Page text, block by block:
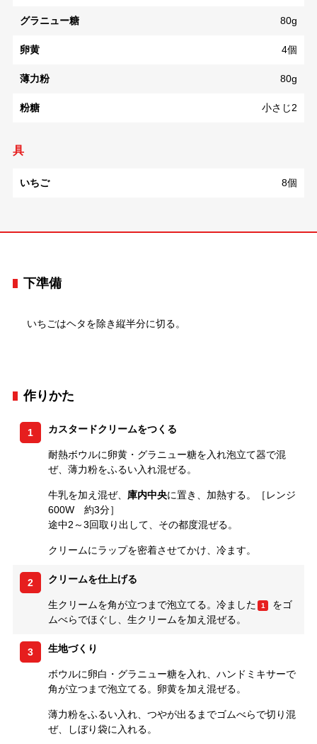
グラニュー糖 80g
卵黄 4個
薄力粉 80g
粉糖 小さじ2
具
いちご 8個
下準備
いちごはヘタを除き縦半分に切る。
作りかた
1 カスタードクリームをつくる
耐熱ボウルに卵黄・グラニュー糖を入れ泡立て器で混
ぜ、薄力粉をふるい入れ混ぜる。
牛乳を加え混ぜ、 庫内中央に置き、加熱する。［レンジ
600W 約3分］
途中2～3回取り出して、その都度混ぜる。
クリームにラップを密着させてかけ、冷ます。
2 クリームを仕上げる
生クリームを角が立つまで泡立てる。冷ました 1
をゴ
ムべらでほぐし、生クリームを加え混ぜる。
3 生地づくり
ボウルに卵白・グラニュー糖を入れ、ハンドミキサーで
角が立つまで泡立てる。卵黄を加え混ぜる。
薄力粉をふるい入れ、つやが出るまでゴムべらで切り混
ぜ、しぼり袋に入れる。